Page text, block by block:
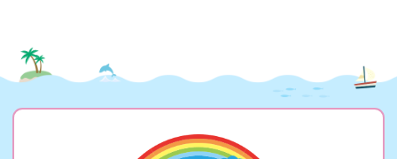
ます。
2021年度 豊島区認知症支援講座のご案